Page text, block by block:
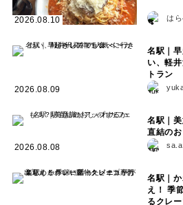
2026.08.10 は
2026.08.09
名駅｜
い、軽
トラン
2026.08.08
名駅｜
直結の
名駅｜
え！ 季
るクレ